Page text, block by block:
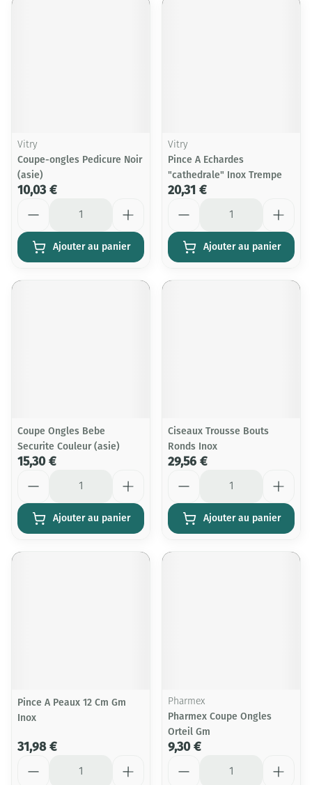
Vitry
Coupe-ongles Pedicure Noir
(asie)
10,03 €
Ajouter au panier
Vitry
Pince A Echardes
"cathedrale" Inox Trempe
20,31 €
Ajouter au panier
Coupe Ongles Bebe
Securite Couleur (asie)
15,30 €
Ajouter au panier
Ciseaux Trousse Bouts
Ronds Inox
29,56 €
Ajouter au panier
Pince A Peaux 12 Cm Gm
Inox
31,98 €
Pharmex
Pharmex Coupe Ongles
Orteil Gm
9,30 €